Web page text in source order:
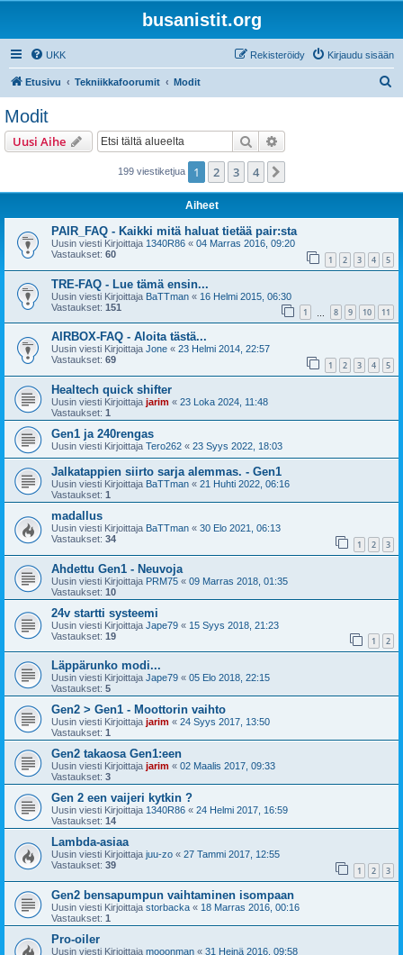
busanistit.org
UKK Kirjaudu sisään
Rekisteröidy
Etusivu Tekniikkafoorumit Modit
Modit
Uusi Aihe Etsi
199 viestiketjua 1 2 3 4
Aiheet
PAIR_FAQ - Kaikki mitä haluat tietää pair:sta
Uusin viesti Kirjoittaja 1340R86 « 04 Marras 2016, 09:20
Vastaukset: 60 1 2 3 4 5
TRE-FAQ - Lue tämä ensin...
Uusin viesti Kirjoittaja BaTTman « 16 Helmi 2015, 06:30
Vastaukset: 151 1 8 9 10 11
AIRBOX-FAQ - Aloita tästä...
Uusin viesti Kirjoittaja Jone « 23 Helmi 2014, 22:57
Vastaukset: 69 1 2 3 4 5
Healtech quick shifter
Uusin viesti Kirjoittaja jarim « 23 Loka 2024, 11:48
Vastaukset: 1
Gen1 ja 240rengas
Uusin viesti Kirjoittaja Tero262 « 23 Syys 2022, 18:03
Jalkatappien siirto sarja alemmas. - Gen1
Uusin viesti Kirjoittaja BaTTman « 21 Huhti 2022, 06:16
Vastaukset: 1
madallus
Uusin viesti Kirjoittaja BaTTman « 30 Elo 2021, 06:13
Vastaukset: 34 1 2 3
Ahdettu Gen1 - Neuvoja
Uusin viesti Kirjoittaja PRM75 « 09 Marras 2018, 01:35
Vastaukset: 10
24v startti systeemi
Uusin viesti Kirjoittaja Jape79 « 15 Syys 2018, 21:23
Vastaukset: 19 1 2
Läppärunko modi...
Uusin viesti Kirjoittaja Jape79 « 05 Elo 2018, 22:15
Vastaukset: 5
Gen2 > Gen1 - Moottorin vaihto
Uusin viesti Kirjoittaja jarim « 24 Syys 2017, 13:50
Vastaukset: 1
Gen2 takaosa Gen1:een
Uusin viesti Kirjoittaja jarim « 02 Maalis 2017, 09:33
Vastaukset: 3
Gen 2 een vaijeri kytkin ?
Uusin viesti Kirjoittaja 1340R86 « 24 Helmi 2017, 16:59
Vastaukset: 14
Lambda-asiaa
Uusin viesti Kirjoittaja juu-zo « 27 Tammi 2017, 12:55
Vastaukset: 39 1 2 3
Gen2 bensapumpun vaihtaminen isompaan
Uusin viesti Kirjoittaja storbacka « 18 Marras 2016, 00:16
Vastaukset: 1
Pro-oiler
Uusin viesti Kirjoittaja mooonman « 31 Heinä 2016, 09:58